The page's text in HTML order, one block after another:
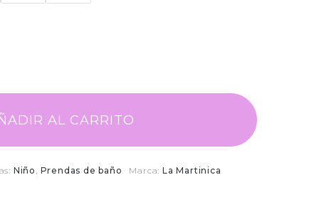
AL CARRITO
Niño , Prendas de baño Marca:La Martinica